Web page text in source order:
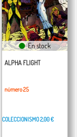
En stock
ALPHA FLIGHT
número 25
COLECCIONISMO2,00 €